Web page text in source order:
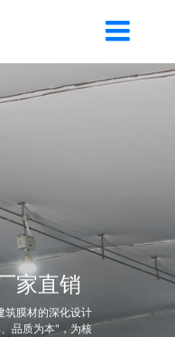
家直销
筑膜材的深化设计
品质为本"，为核